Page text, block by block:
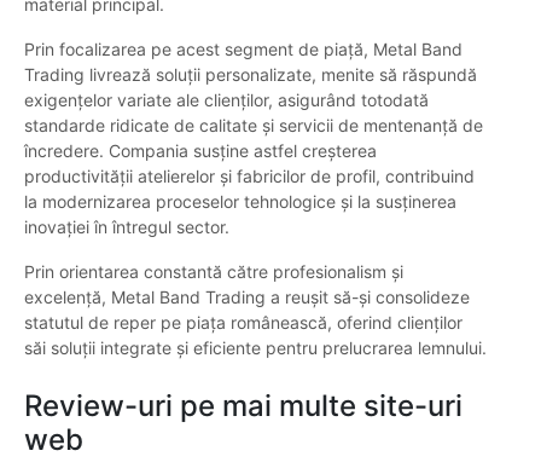
material principal.
Prin focalizarea pe acest segment de piață, Metal Band
Trading livrează soluții personalizate, menite să răspundă
exigențelor variate ale clienților, asigurând totodată
standarde ridicate de calitate și servicii de mentenanță de
încredere. Compania susține astfel creșterea
productivității atelierelor și fabricilor de profil, contribuind
la modernizarea proceselor tehnologice și la susținerea
inovației în întregul sector.
Prin orientarea constantă către profesionalism și
excelență, Metal Band Trading a reușit să-și consolideze
statutul de reper pe piața românească, oferind clienților
săi soluții integrate și eficiente pentru prelucrarea lemnului.
Review-uri pe mai multe site-uri
web